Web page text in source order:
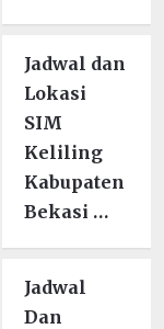
Jadwal dan
Lokasi
SIM
Keliling
Kabupaten
Bekasi …
Jadwal
Dan